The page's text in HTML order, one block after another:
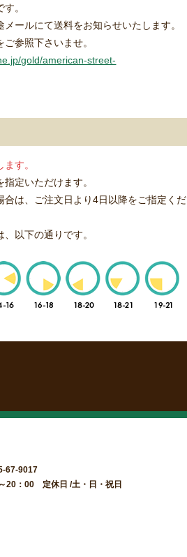
。
ールにて送料をお知らせいたします。
参照下さいませ。
gold/american-street-
す。
定いただけます。
は、ご注文日より4日以降をご指定くだ
以下の通りです。
67-9017
20：00 定休日 /土・日・祝日